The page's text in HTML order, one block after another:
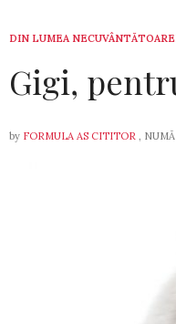
DIN LUMEA
Gigi,
by FORMULA AS CITITOR ,